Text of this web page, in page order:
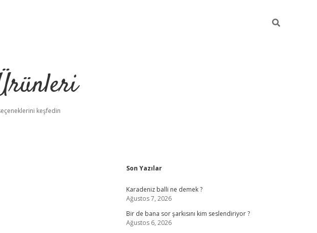
keşfedin
Sidebar
Son Yazılar
Karadeniz balli ne demek ?
Ağustos 7, 2026
Bir de bana sor şarkısını kim seslendiriyor ?
Ağustos 6, 2026
https://hiltonbet-giris.com/